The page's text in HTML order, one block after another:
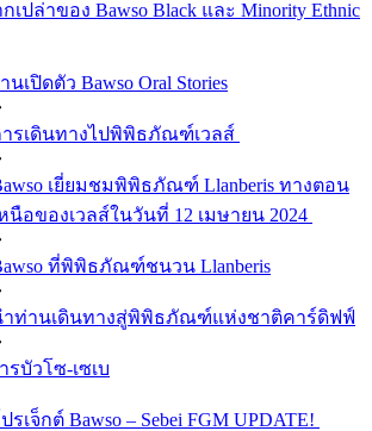
กเปล่าของ Bawso Black และ Minority Ethnic
นเปิดตัว Bawso Oral Stories
ารเดินทางไปพิพิธภัณฑ์เวลส์
เยี่ยมชมพิพิธภัณฑ์ Llanberis ทางตอน
นือของเวลส์ในวันที่ 12 เมษายน 2024
ที่พิพิธภัณฑ์ชนวน Llanberis
ำท่านเดินทางสู่พิพิธภัณฑ์แห่งชาติคาร์ดิฟฟ์
รบัวโซ-เซเบ
รเจ็กต์ Bawso – Sebei FGM UPDATE!